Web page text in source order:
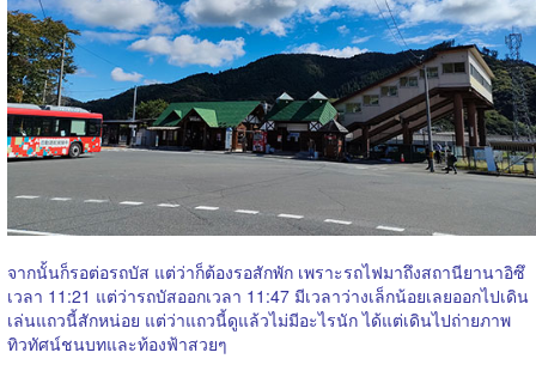
จากนั้นก็รอต่อรถบัส แต่ว่าก็ต้องรอสักพัก เพราะรถไฟมาถึงสถานียานาอิซึ
เวลา 11:21 แต่ว่ารถบัสออกเวลา 11:47 มีเวลาว่างเล็กน้อยเลยออกไปเดิน
เล่นแถวนี้สักหน่อย แต่ว่าแถวนี้ดูแล้วไม่มีอะไรนัก ได้แต่เดินไปถ่ายภาพ
ทิวทัศน์ชนบทและท้องฟ้าสวยๆ